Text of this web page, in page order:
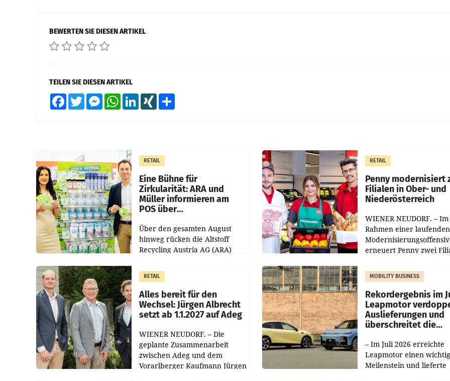
BEWERTEN SIE DIESEN ARTIKEL
TEILEN SIE DIESEN ARTIKEL
FacebookTwitter MessengerWhatsAppLinkedInXING
RETAIL
Eine Bühne für
Zirkularität: ARA und
Müller informieren am
POS über
Über den gesamten August
hinweg rücken die Altstoff
Recycling Austria AG (ARA)
Müller die Initiative „Kreislauf-
Helden“ in allen
österreichischen Müller-Filialen
RETAIL
Penny modernisiert
Filialen in Ober- und
Niederösterreich
WIENER NEUDORF. – Im
Rahmen einer laufenden
erneuert Penny zwei
Die beiden Standorte
Haag sowie im rund
RETAIL
Alles bereit für den
Wechsel: Jürgen Albrecht
setzt ab 1.1.2027 auf Adeg
WIENER NEUDORF. – Die
geplante Zusammenarbeit
zwischen Adeg und dem
Vorarlberger Kaufmann Jürgen
MOBILITY BUSINESS
Rekordergebnis im
Leapmotor
Auslieferungen und
überschreitet die
– Im Juli 2026 erreichte
Leapmotor einen
Meilenstein und lieferte